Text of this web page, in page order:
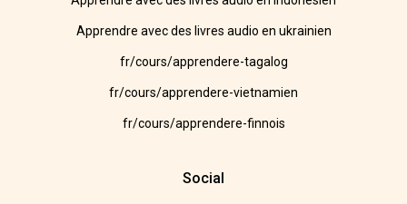
Apprendre avec des livres audio en ukrainien
fr/cours/apprendere-tagalog
fr/cours/apprendere-vietnamien
fr/cours/apprendere-finnois
Social